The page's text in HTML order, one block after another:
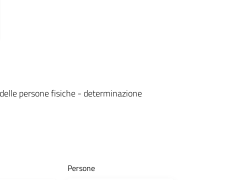
persone fisiche - determinazione
Persone